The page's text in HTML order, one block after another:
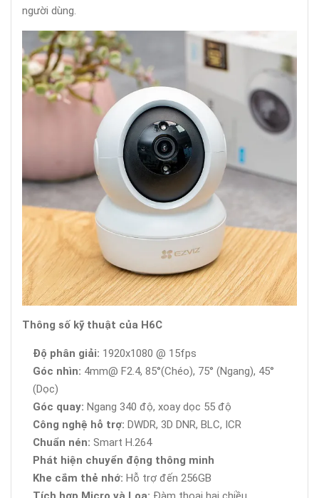
người dùng.
Thông số kỹ thuật của H6C
Độ phân giải: 1920x1080 @ 15fps
Góc nhìn: 4mm@ F2.4, 85°(Chéo), 75° (Ngang), 45°
(Dọc)
Góc quay: Ngang 340 độ, xoay dọc 55 độ
Công nghệ hỗ trợ: DWDR, 3D DNR, BLC, ICR
Chuẩn nén: Smart H.264
Phát hiện chuyển động thông minh
Khe cắm thẻ nhớ: Hỗ trợ đến 256GB